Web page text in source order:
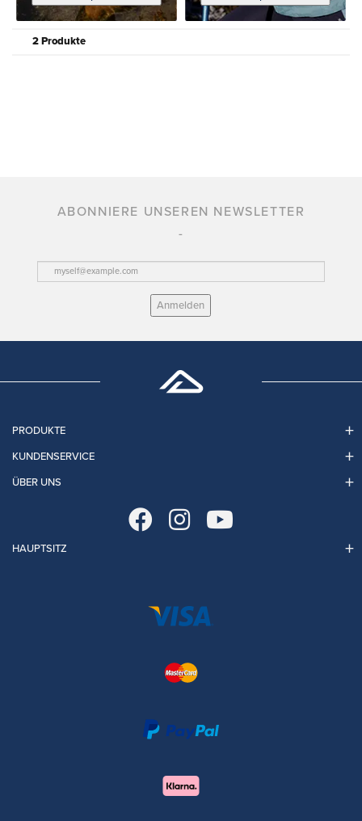
2 Produkte
ABONNIERE UNSEREN NEWSLETTER
Anmelden
PRODUKTE
KUNDENSERVICE
ÜBER UNS
HAUPTSITZ